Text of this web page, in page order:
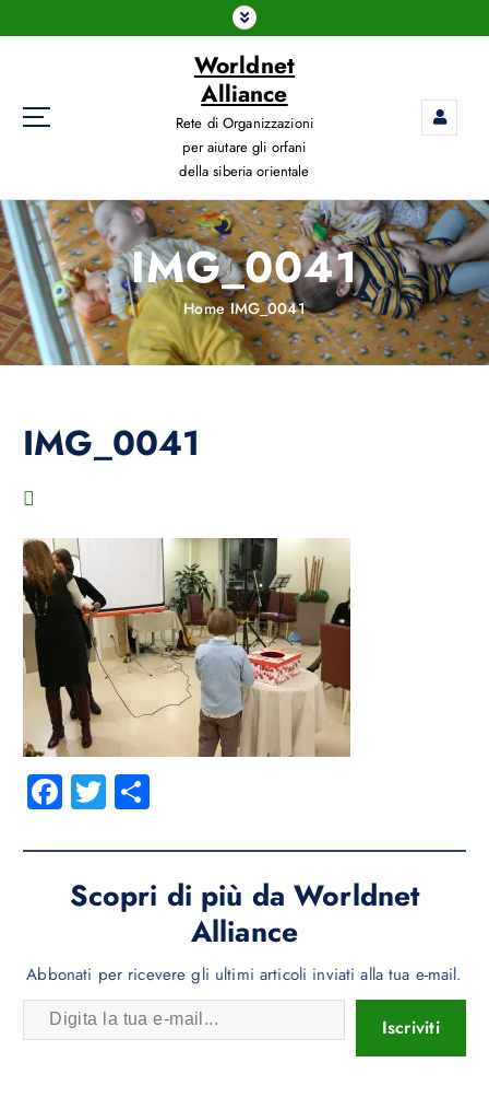
Worldnet
Alliance
Rete di Organizzazioni
per aiutare gli orfani
della siberia orientale
IMG_0041
Home IMG_0041
IMG_0041
Fa
ce
b
o
T
wi
tt
er
n
di
di
Scopri di più da Worldnet
Alliance
Abbonati per ricevere gli ultimi articoli inviati alla tua e-mail.
Iscriviti